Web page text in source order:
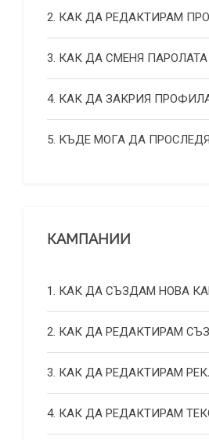
2. КАК ДА РЕДАКТИРАМ
3. КАК ДА СМЕНЯ
4. КАК ДА ЗАКРИЯ ПРОФИЛА
5. КЪДЕ МОГА ДА
КАМПАНИИ
1. КАК ДА СЪЗДАМ НОВА
2. КАК ДА РЕДАКТИРАМ
3. КАК ДА РЕДАКТИРАМ
4. КАК ДА РЕДАКТИРАМ